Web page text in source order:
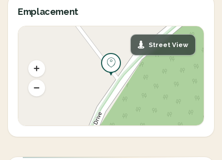
Emplacement
Street View